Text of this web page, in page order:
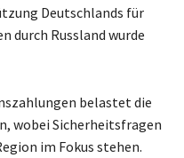
Deutschlands für
durch Russland wurde
belastet die
wobei Sicherheitsfragen
im Fokus stehen.